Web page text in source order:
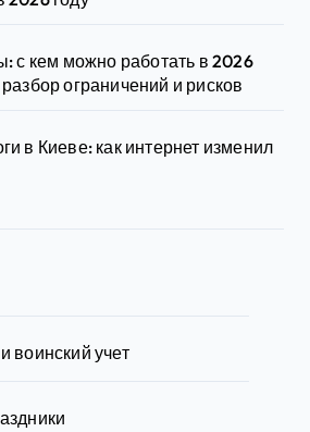
с кем можно работать в 2026
ограничений и рисков
в Киеве: как интернет изменил
воинский учет